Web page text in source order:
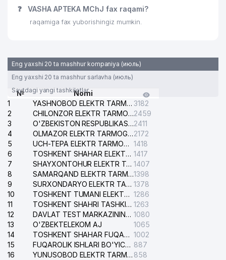
❓ VASHA APTEKA MChJ fax raqami?
raqamiga fax yuborishingiz mumkin.
Eng yaxshi 20 ta mashhur kompaniya (июль)
Eng yaxshi 20 ta mashhur sarlavha (июль)
Saytdagi yangi tashkilotlar
№
Nomi
1
YASHNOBOD ELEKTR TARMOG'I NOSOZLIKLARI XIZMATI 3182
2
CHILONZOR ELEKTR TARMOG'I NOSOZLIK XIZMATI2459
3
O'ZBEKISTON RESPUBLIKASI BOSH PROKURATURASI ISHONCH TELEFONI2411
4
OLMAZOR ELEKTR TARMOG'I NOSOZLIKLARI XIZMATI2172
5
UCH-TEPA ELEKTR TARMOG'I NOSOZLIKLARI XIZMATI 1418
6
TOSHKENT SHAHAR ELEKTR TARMOQLARI KORXONASI AJ 1417
7
SHAYXONTOHUR ELEKTR TARMOG'I NOSOZLIKLARINI TUZATISH XIZMATI 1407
8
SAMARQAND ELEKTR TARMOQLARI AJ1398
9
SURXONDARYO ELEKTR TARMOQLARI AJ 1378
10
TOSHKENT TUMANI ELEKTR TARMOG'I AVARIYA XIZMATI 1286
11
TOSHKENT SHAHRI TASHKILOT TELEFONLARI HAQIDA MA'LUMOT BYUROSI 1263
12
DAVLAT TEST MARKAZINING ISHONCH TELEFONLARI 1080
13
O'ZBEKTELEKOM AJ
1065
14
TOSHKENT SHAHAR FUQAROLIK ISHLARI BO'YICHA SUDI 1002
15
FUQAROLIK ISHLARI BO'YICHA YAKKASAROY TUMANLARARO SUDI 887
16
YUNUSOBOD ELEKTR TARMOG'I NOSOZLIKLARI XIZMATI 858